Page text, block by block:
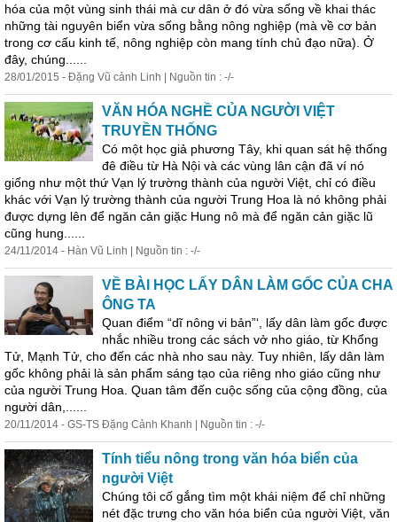
hóa của một vùng sinh thái mà cư dân ở đó vừa sống về khai thác
những tài nguyên biển vừa sống bằng nông nghiệp (mà về cơ bản
trong cơ cấu kinh tế, nông nghiệp còn mang tính chủ đạo nữa). Ở
đây, chúng......
28/01/2015 - Đặng Vũ cảnh Linh | Nguồn tin : -/-
VĂN HÓA NGHỀ CỦA NGƯỜI VIỆT
TRUYỀN THỐNG
Có một học giả phương Tây, khi quan sát hệ thống
đê điều từ Hà Nội và các vùng lân cận đã ví nó
giống như một thứ Vạn lý trường thành của người Việt, chỉ có điều
khác với Vạn lý trường thành của người Trung Hoa là nó không phải
được dựng lên để ngăn cản giặc Hung nô mà để ngăn cản giặc lũ
cũng hung......
24/11/2014 - Hàn Vũ Linh | Nguồn tin : -/-
VỀ BÀI HỌC LẤY DÂN LÀM GỐC CỦA CHA
ÔNG TA
Quan điểm “dĩ nông vi bản”‘, lấy dân làm gốc được
nhắc nhiều trong các sách vở nho giáo, từ Khổng
Tử, Mạnh Tử, cho đến các nhà nho sau này. Tuy nhiên, lấy dân làm
gốc không phải là sản phẩm sáng tạo của riêng nho giáo cũng như
của người Trung Hoa. Quan tâm đến cuộc sống của cộng đồng, của
người dân,......
20/11/2014 - GS-TS Đặng Cảnh Khanh | Nguồn tin : -/-
Tính tiểu nông trong văn hóa biển của
người Việt
Chúng tôi cố gắng tìm một khái niệm để chỉ những
nét đặc trưng cho văn hóa biển của người Việt, văn